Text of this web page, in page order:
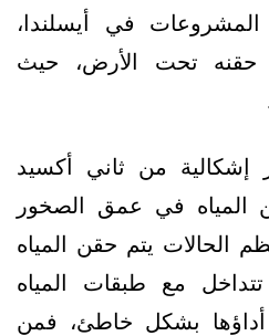
في أيسلندا،
حقنه تحت الأرض، حيث
إشكالية من ثاني أكسيد
المياه في عمق الصخور
الحالات يتم حقن المياه
مع طبقات المياه
أداؤها بشكل خاطئ، فمن